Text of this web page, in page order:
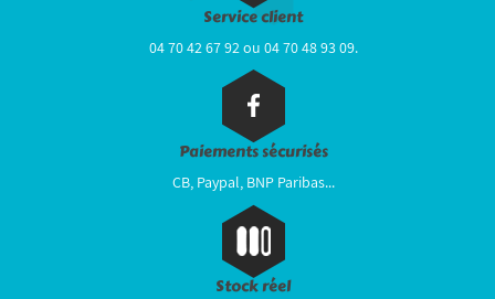
Service client
04 70 42 67 92 ou 04 70 48 93 09.
Paiements sécurisés
CB, Paypal, BNP Paribas...
Stock réel